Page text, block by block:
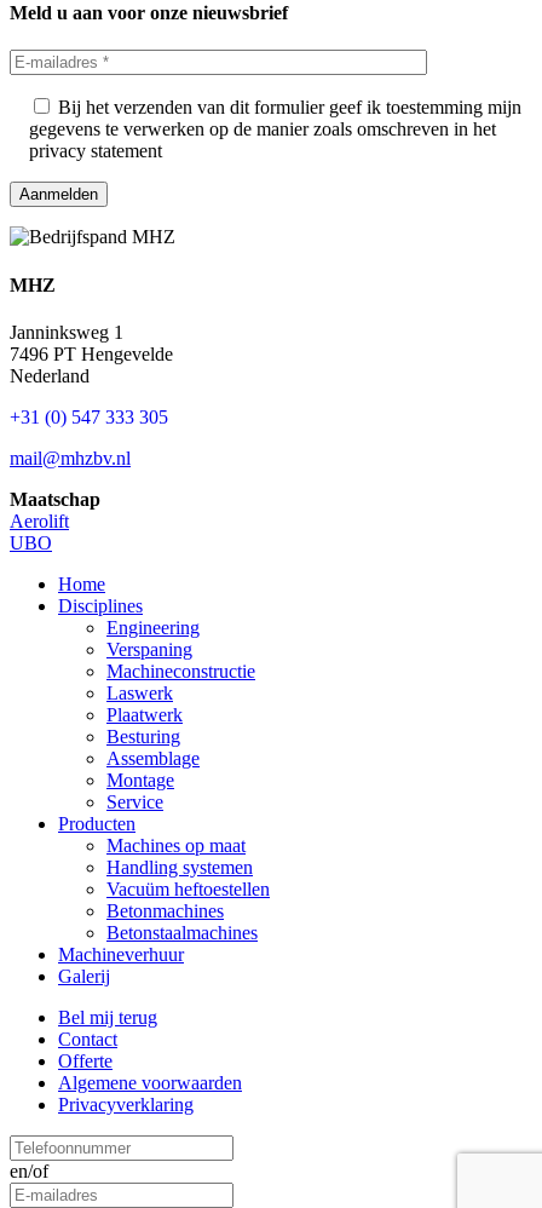
Meld u aan voor onze nieuwsbrief
Bij het verzenden van dit formulier geef ik toestemming mijn
gegevens te verwerken op de manier zoals omschreven in het
privacy statement
MHZ
Janninksweg 1
7496 PT Hengevelde
Nederland
+31 (0) 547 333 305
mail@mhzbv.nl
Maatschap
Aerolift
UBO
Home
Disciplines
Engineering
Verspaning
Machineconstructie
Laswerk
Plaatwerk
Besturing
Assemblage
Montage
Service
Producten
Machines op maat
Handling systemen
Vacuüm heftoestellen
Betonmachines
Betonstaalmachines
Machineverhuur
Galerij
Bel mij terug
Contact
Offerte
Algemene voorwaarden
Privacyverklaring
en/of